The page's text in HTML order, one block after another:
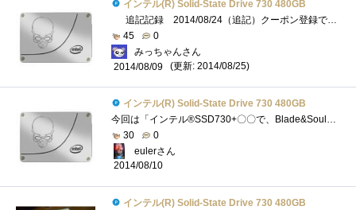
インテル(R) Solid-State Drive 730 480GB
追記記録 2014/08/24（追記）クーポン登録で課金開始2014/08/24（追記）Blade&Soulを圧倒的に攻略 画像LV.16になった瞬間2014/08/24（追記）エクス...
45
0
みっちゃんさん
2014/08/09
(更新: 2014/08/25)
インテル(R) Solid-State Drive 730 480GB
今回は「インテル®SSD730+〇〇で、Blade&Soulを圧倒的に攻略」ということでインテル SSD 730を使ってどこまでゲームのプレイにどう変化するかを...
30
0
eulerさん
2014/08/10
インテル(R) Solid-State Drive 730 480GB